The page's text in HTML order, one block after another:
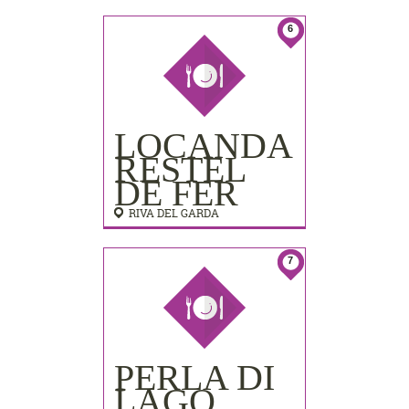
LIDO
PALACE) 6
LOCANDA
RESTEL
DE FER
RIVA DEL GARDA
7
PERLA DI